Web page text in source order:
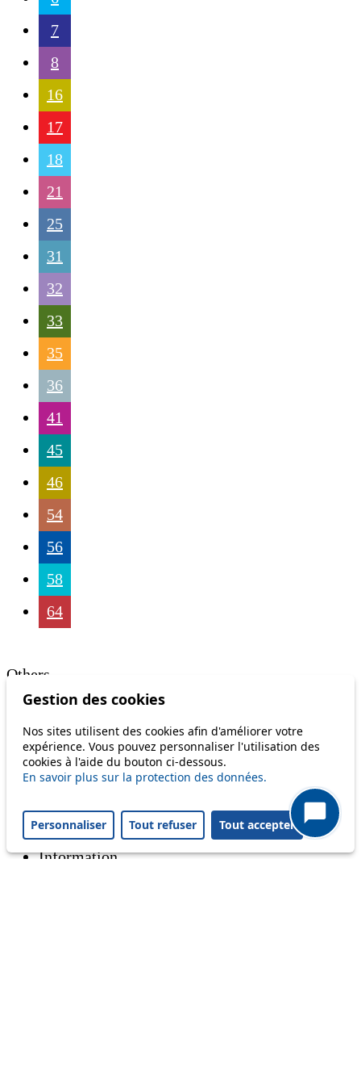
7
8
16
17
18
21
25
31
32
33
35
36
41
45
46
54
56
58
64
Others
m1
Information
Gestion des cookies
Nos sites utilisent des cookies afin d'améliorer votre
expérience. Vous pouvez personnaliser l'utilisation des
cookies à l'aide du bouton ci-dessous.
En savoir plus sur la protection des données.
Personnaliser Tout refuser Tout accepter